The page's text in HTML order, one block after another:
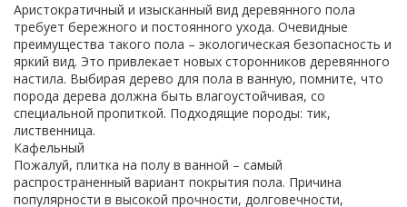
Аристократичный и изысканный вид деревянного пола
требует бережного и постоянного ухода. Очевидные
преимущества такого пола – экологическая безопасность и
яркий вид. Это привлекает новых сторонников деревянного
настила. Выбирая дерево для пола в ванную, помните, что
порода дерева должна быть влагоустойчивая, со
специальной пропиткой. Подходящие породы: тик,
лиственница.
Кафельный
Пожалуй, плитка на полу в ванной – самый
распространенный вариант покрытия пола. Причина
популярности в высокой прочности, долговечности,